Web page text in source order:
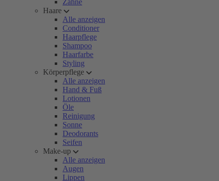
Zähne
Haare
Alle anzeigen
Conditioner
Haarpflege
Shampoo
Haarfarbe
Styling
Körperpflege
Alle anzeigen
Hand & Fuß
Lotionen
Öle
Reinigung
Sonne
Deodorants
Seifen
Make-up
Alle anzeigen
Augen
Lippen